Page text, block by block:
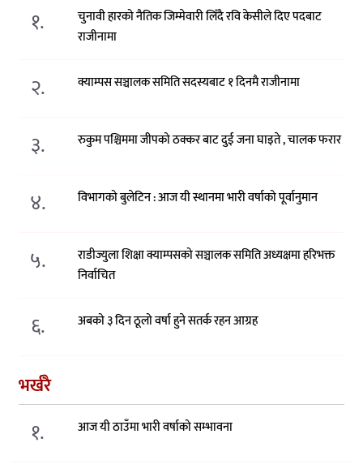
१.
चुनावी हारको नैतिक जिम्मेवारी लिँदै रवि केसीले दिए पदबाट
राजीनामा
२. क्याम्पस सञ्चालक समिति सदस्यबाट १ दिनमै राजीनामा
३. रुकुम पश्चिममा जीपको ठक्कर बाट दुई जना घाइते , चालक फरार
४. विभागको बुलेटिन : आज यी स्थानमा भारी वर्षाको पूर्वानुमान
५.
राडीज्युला शिक्षा क्याम्पसको सञ्चालक समिति अध्यक्षमा हरिभक्त
निर्वाचित
६. अबको ३ दिन ठूलो वर्षा हुने सतर्क रहन आग्रह
भर्खरै
१. आज यी ठाउँमा भारी वर्षाको सम्भावना